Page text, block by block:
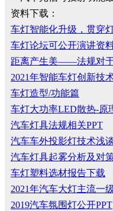
资料下载：
车灯智能化升级，贯穿
车灯论坛可公开演讲资
距离产生美——法规对
2021年智能车灯创新技
车灯造型/功能篇
车灯大功率LED散热-原
汽车灯具法规相关PPT
汽车车外投影灯技术浅
汽车灯具起雾分析及对
车灯塑料选材报告下载
2021年汽车大灯主流一
2019汽车氛围灯公开PPT